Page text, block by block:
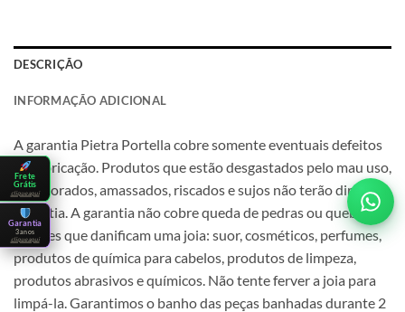
DESCRIÇÃO
INFORMAÇÃO ADICIONAL
A garantia Pietra Portella cobre somente eventuais defeitos
de fabricação. Produtos que estão desgastados pelo mau uso,
deteriorados, amassados, riscados e sujos não terão direito a
garantia. A garantia não cobre queda de pedras ou quebra.
Fatores que danificam uma joia: suor, cosméticos, perfumes,
produtos de química para cabelos, produtos de limpeza,
produtos abrasivos e químicos. Não tente ferver a joia para
limpá-la. Garantimos o banho das peças banhadas durante 2
Frete
Grátis
clique aqui
Garantia
3 anos
clique aqui